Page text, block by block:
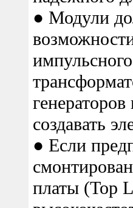
● Модули
создавать
● Если
платы (Top